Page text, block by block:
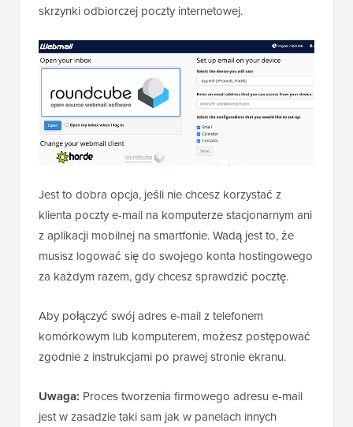
skrzynki odbiorczej poczty internetowej.
Jest to dobra opcja, jeśli nie chcesz korzystać z
klienta poczty e-mail na komputerze stacjonarnym ani
z aplikacji mobilnej na smartfonie. Wadą jest to, że
musisz logować się do swojego konta hostingowego
za każdym razem, gdy chcesz sprawdzić pocztę.
Aby połączyć swój adres e-mail z telefonem
komórkowym lub komputerem, możesz postępować
zgodnie z instrukcjami po prawej stronie ekranu.
Uwaga: Proces tworzenia firmowego adresu e-mail
jest w zasadzie taki sam jak w panelach innych